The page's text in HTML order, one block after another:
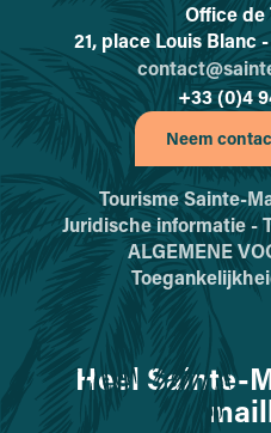
Office de
21, place Louis Blanc
+33 (0)4
Neem
Tourisme Sainte-
Juridische informatie -
ALGEMENE
Heel Sainte-